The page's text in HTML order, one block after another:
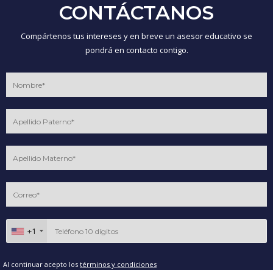
CONTÁCTANOS
Compártenos tus intereses y en breve un asesor educativo se
pondrá en contacto contigo.
+1
Al continuar acepto los términos y condiciones